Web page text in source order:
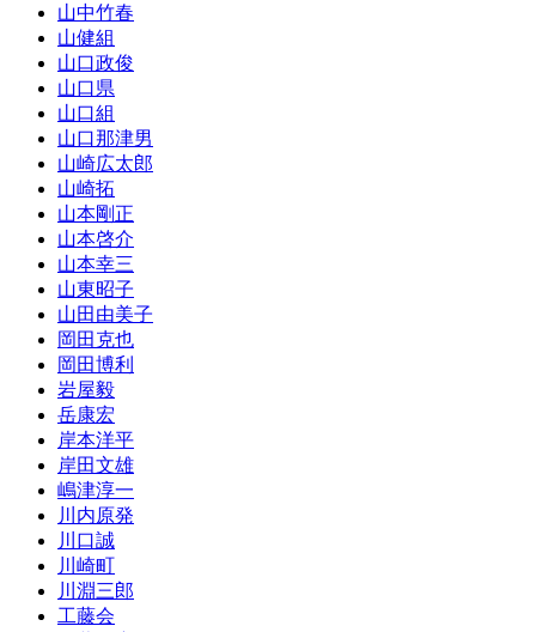
山中竹春
山健組
山口政俊
山口県
山口組
山口那津男
山崎広太郎
山崎拓
山本剛正
山本啓介
山本幸三
山東昭子
山田由美子
岡田克也
岡田博利
岩屋毅
岳康宏
岸本洋平
岸田文雄
嶋津淳一
川内原発
川口誠
川崎町
川淵三郎
工藤会